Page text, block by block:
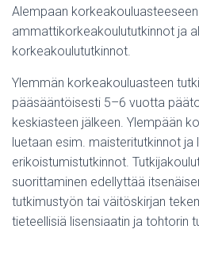
Alempaan
ammattikorkeakoulututkinnot ja
korkeakoulututkinnot.
Ylemmän korkeakouluasteen
pääsääntöisesti 5–6 vuotta
keskiasteen jälkeen. Ylempään
luetaan esim. maisteritutkinnot ja
erikoistumistutkinnot.
suorittaminen edellyttää
tutkimustyön tai väitöskirjan
tieteellisiä lisensiaatin ja tohtorin